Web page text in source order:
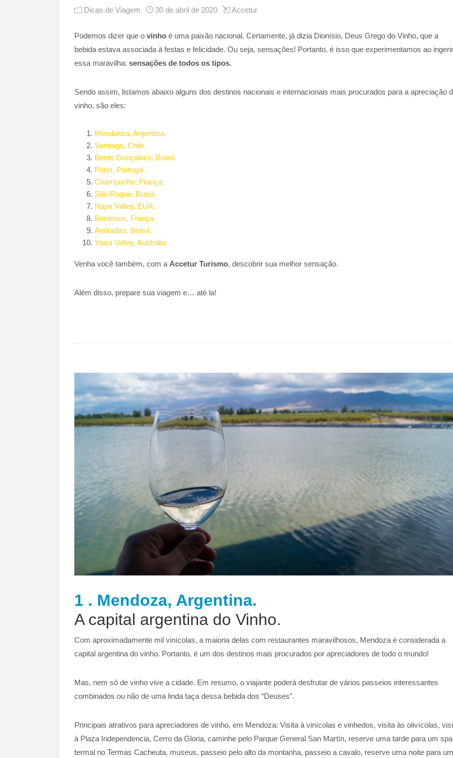
Dicas de Viagem 30 de abril de 2020 Accetur
Podemos dizer que o vinho é uma paixão nacional. Certamente, já dizia Dionísio, Deus Grego do Vinho, que a
bebida estava associada à festas e felicidade. Ou seja, sensações! Portanto, é isso que experimentamos ao ingerir
essa maravilha: sensações de todos os tipos.
Sendo assim, listamos abaixo alguns dos destinos nacionais e internacionais mais procurados para a apreciação
vinho, são eles:
Mendonza, Argentina.
Santiago, Chile.
Bento Gonçalves, Brasil.
Porto, Portugal.
Champanhe, França.
São Roque, Brasil.
Napa Valley, EUA.
Bordeaux, França.
Andradas, Brasil.
Yarra Valley, Austrália.
Venha você também, com a Accetur Turismo, descobrir sua melhor sensação.
Além disso, prepare sua viagem e… até la!
1 . Mendoza, Argentina.
A capital argentina do Vinho.
Com aproximadamente mil vinícolas, a maioria delas com restaurantes maravilhosos, Mendoza é considerada a
capital argentina do vinho. Portanto, é um dos destinos mais procurados por apreciadores de todo o mundo!
Mas, nem só de vinho vive a cidade. Em resumo, o viajante poderá desfrutar de vários passeios interessantes
combinados ou não de uma linda taça dessa bebida dos “Deuses”.
Principais atrativos para apreciadores de vinho, em Mendoza: Visita à vinícolas e vinhedos, visita às olivícolas,
à Plaza Independencia, Cerro da Gloria, caminhe pelo Parque General San Martín, reserve uma tarde para um spa
termal no Termas Cacheuta, museus, passeio pelo alto da montanha, passeio a cavalo, reserve uma noite para um